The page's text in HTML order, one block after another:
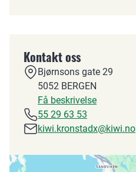
Kontakt oss
Bjørnsons gate 29
5052 BERGEN
Få beskrivelse
55 29 63 53
kiwi.kronstadx@kiwi.no